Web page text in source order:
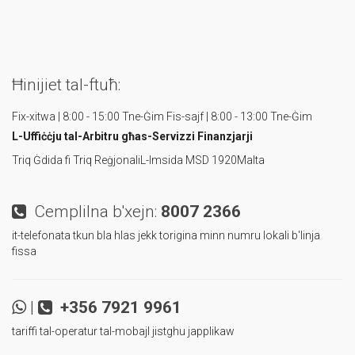
Ħinijiet tal-ftuħ:
Fix-xitwa | 8:00 - 15:00 Tne-Ġim Fis-sajf | 8:00 - 13:00 Tne-Ġim
L-Uffiċċju tal-Arbitru għas-Servizzi Finanzjarji
Triq Ġdida fi Triq Reġjonali L-Imsida MSD 1920Malta
Cemplilna b'xejn: 8007 2366
it-telefonata tkun bla hlas jekk torigina minn numru lokali b'linja
fissa
| +356 7921 9961
tariffi tal-operatur tal-mobajl jistghu japplikaw